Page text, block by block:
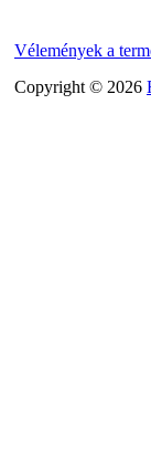
Vélemények a
Copyright © 2026